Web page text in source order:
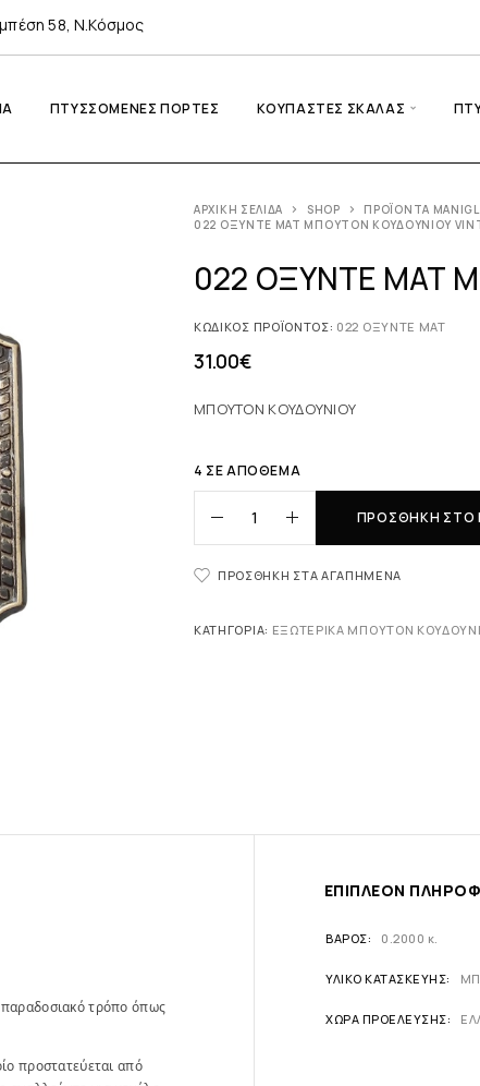
58, Ν.Κόσμος
ΠΤΥΣΣΌΜΕΝΕΣ ΠΌΡΤΕΣ ΚΟΥΠΑΣΤΈΣ ΣΚΆΛΑΣ
ΑΡΧΙΚΉ ΣΕΛΊΔΑ SHOP ΠΡΟΪΌΝΤΑ
022 ΟΞΥΝΤΕ ΜΑΤ ΜΠΟΥΤΌΝ ΚΟΥΔΟΥΝΙΟΎ
022 ΟΞΥΝΤΕ ΜΑΤ
ΚΩΔΙΚΌΣ ΠΡΟΪΌΝΤΟΣ: 022 ΟΞΥΝΤΕ ΜΑΤ
31.00€
ΜΠΟΥΤΟΝ ΚΟΥΔΟΥΝΙΟΥ
4 ΣΕ ΑΠΌΘΕΜΑ
ΠΡΟΣΘΉΚΗ ΣΤΟ
ΠΡΟΣΘΉΚΗ ΣΤΑ ΑΓΑΠΗΜΈΝΑ
ΚΑΤΗΓΟΡΊΑ: ΕΞΩΤΕΡΙΚΆ ΜΠΟΥΤΌΝ
παραδοσιακό τρόπο όπως
προστατεύεται από
ΕΠΙΠΛΈΟΝ
ΒΆΡΟΣ 0.2000 κ.
ΥΛΙΚΌ ΚΑΤΑΣΚΕΥΉΣ
ΧΏΡΑ ΠΡΟΈΛΕΥΣΗΣ